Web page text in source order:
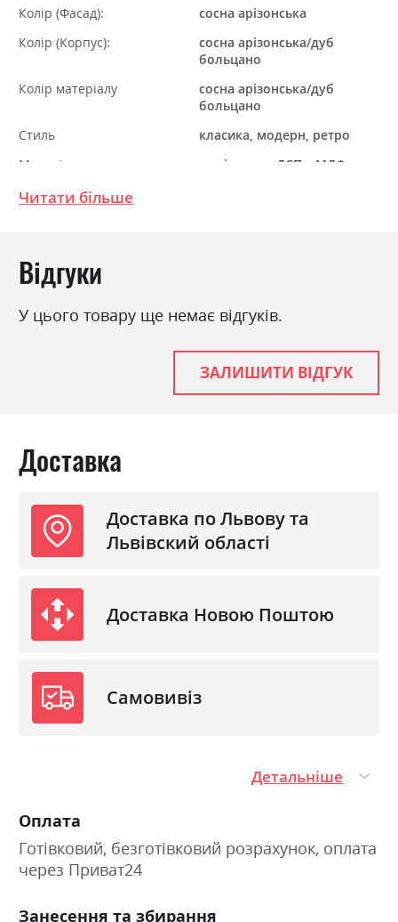
Колір (Фасад):
сосна арізонська
Колір (Корпус):
сосна арізонська/дуб
больцано
Колір матеріалу
сосна арізонська/дуб
больцано
Стиль
класика, модерн, ретро
Матеріал
ламінована ДСП з МДФ
Читати більше
Відгуки
У цього товару ще немає відгуків.
ЗАЛИШИТИ ВІДГУК
Доставка
Доставка по Львову та
Львівский області
Доставка Новою Поштою
Самовивіз
Детальніше
Оплата
Готівковий, безготівковий розрахунок, оплата
через Приват24
Занесення та збирання